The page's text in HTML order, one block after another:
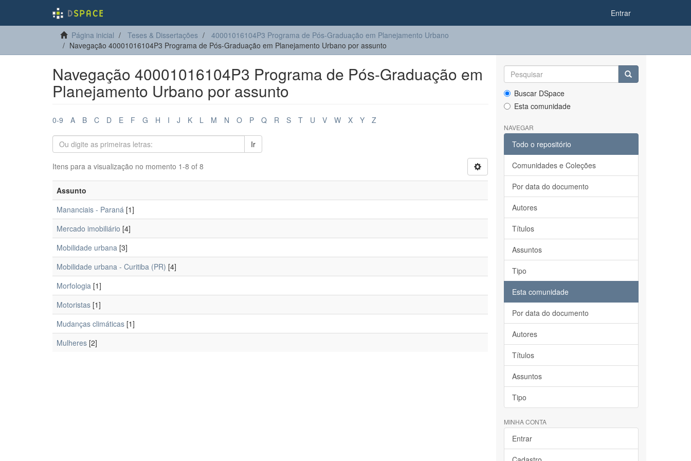
Entrar
Página inicial Teses & Dissertações
40001016104P3 Programa de Pós-Graduação em Planejamento Urbano
Navegação 40001016104P3 Programa de Pós-Graduação em Planejamento Urbano por assunto
Navegação 40001016104P3 Programa de Pós-Graduação em
Planejamento Urbano por assunto
0-9 A B C D E F G H I J K L M N O P Q R S T U V W X Y Z
Ir
Itens para a visualização no momento 1-8 of 8
Assunto
Mananciais - Paraná [1]
Mercado imobiliário [4]
Mobilidade urbana [3]
Mobilidade urbana - Curitiba (PR) [4]
Morfologia [1]
Motoristas [1]
Mudanças climáticas [1]
Mulheres [2]
Buscar DSpace
Esta comunidade
NAVEGAR
Todo o repositório
Comunidades e Coleções
Por data do documento
Autores
Títulos
Assuntos
Tipo
Esta comunidade
Por data do documento
Autores
Títulos
Assuntos
Tipo
MINHA CONTA
Entrar